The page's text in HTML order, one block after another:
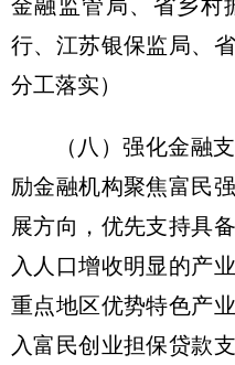
金融监管局、省乡村
行、江苏银保监局、
分工落实）
（八）强化金融
励金融机构聚焦富民
展方向，优先支持具
入人口增收明显的产
重点地区优势特色产
入富民创业担保贷款